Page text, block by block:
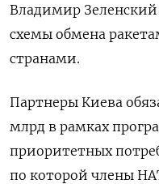
Владимир
схемы обмена
странами.
Партнеры Киева
млрд в рамках
приоритетных
по которой члены